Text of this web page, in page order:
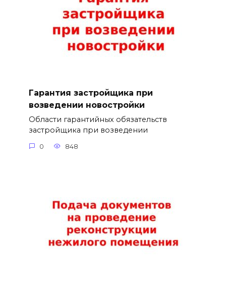
Гарантия застройщика при
возведении новостройки
Области гарантийных обязательств
застройщика при возведении
0 848